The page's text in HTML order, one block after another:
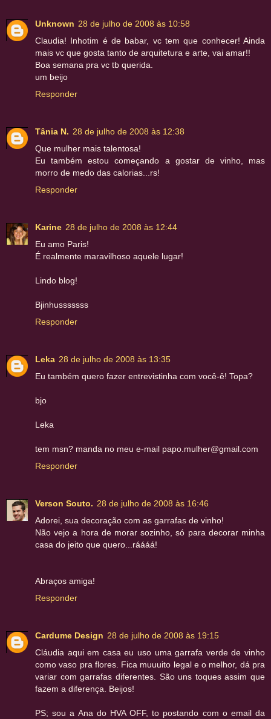
Unknown 28 de julho de 2008 às 10:58
Claudia! Inhotim é de babar, vc tem que conhecer! Ainda
mais vc que gosta tanto de arquitetura e arte, vai amar!!
Boa semana pra vc tb querida.
um beijo
Responder
Tânia N. 28 de julho de 2008 às 12:38
Que mulher mais talentosa!
Eu também estou começando a gostar de vinho, mas
morro de medo das calorias...rs!
Responder
Karine 28 de julho de 2008 às 12:44
Eu amo Paris!
É realmente maravilhoso aquele lugar!
Lindo blog!
Bjinhusssssss
Responder
Leka 28 de julho de 2008 às 13:35
Eu também quero fazer entrevistinha com você-ê! Topa?
bjo
Leka
tem msn? manda no meu e-mail papo.mulher@gmail.com
Responder
Verson Souto. 28 de julho de 2008 às 16:46
Adorei, sua decoração com as garrafas de vinho!
Não vejo a hora de morar sozinho, só para decorar minha
casa do jeito que quero...ráááá!
Abraços amiga!
Responder
Cardume Design 28 de julho de 2008 às 19:15
Cláudia aqui em casa eu uso uma garrafa verde de vinho
como vaso pra flores. Fica muuuito legal e o melhor, dá pra
variar com garrafas diferentes. São uns toques assim que
fazem a diferença. Beijos!
PS; sou a Ana do HVA OFF, to postando com o email da